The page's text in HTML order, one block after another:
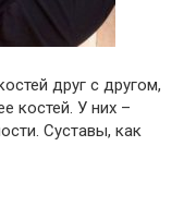
друг с другом,
костей. У них –
Суставы, как